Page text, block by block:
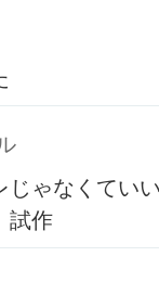
ゃなくてい
試作